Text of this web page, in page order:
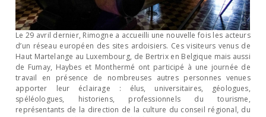
Le 29 avril dernier, Rimogne a accueilli une nouvelle fois les acteurs
d’un réseau européen des sites ardoisiers. Ces visiteurs venus de
Haut Martelange au Luxembourg, de Bertrix en Belgique mais aussi
de Fumay, Haybes et Monthermé ont participé à une journée de
travail en présence de nombreuses autres personnes venues
apporter leur éclairage : élus, universitaires, géologues,
spéléologues, historiens, professionnels du tourisme,
représentants de la direction de la culture du conseil régional, du